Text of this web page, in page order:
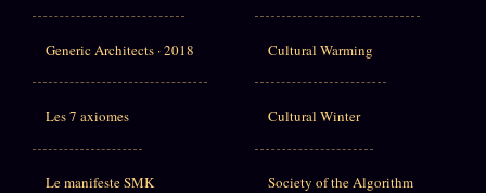
Generic Architects · 2018
Les 7 axiomes
Le manifeste SMK
Cultural Warming
Cultural Winter
Society of the Algorithm